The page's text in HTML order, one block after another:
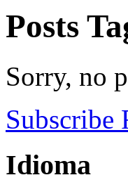
Posts
Sorry, no
Subscribe
Idioma